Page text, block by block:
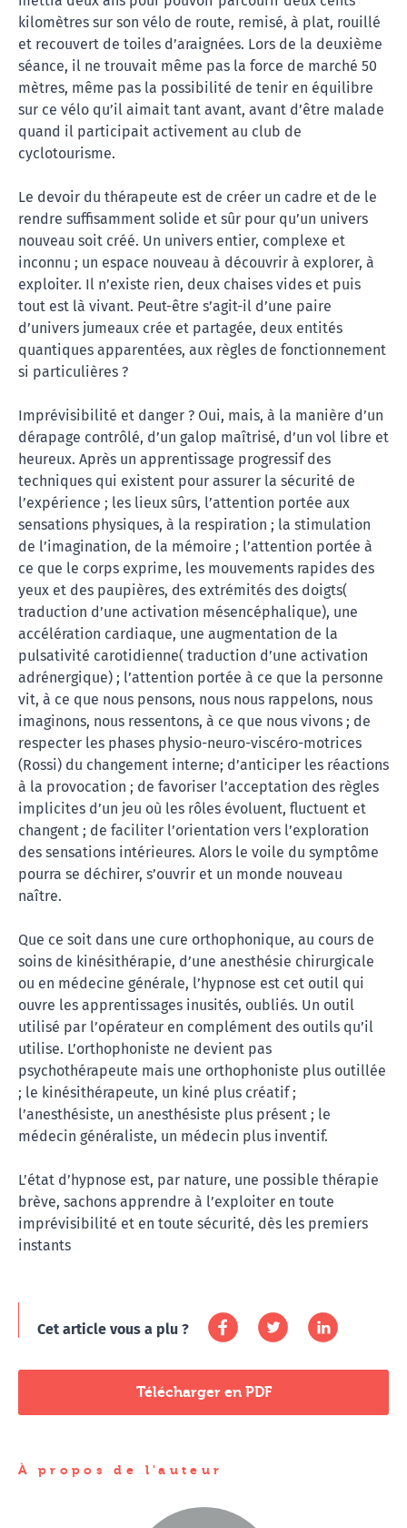
kilomètres sur son vélo de route, remisé, à plat, rouillé
et recouvert de toiles d’araignées. Lors de la deuxième
séance, il ne trouvait même pas la force de marché 50
mètres, même pas la possibilité de tenir en équilibre
sur ce vélo qu’il aimait tant avant, avant d’être malade
quand il participait activement au club de
cyclotourisme.
Le devoir du thérapeute est de créer un cadre et de le
rendre suffisamment solide et sûr pour qu’un univers
nouveau soit créé. Un univers entier, complexe et
inconnu ; un espace nouveau à découvrir à explorer, à
exploiter. Il n’existe rien, deux chaises vides et puis
tout est là vivant. Peut-être s’agit-il d’une paire
d’univers jumeaux crée et partagée, deux entités
quantiques apparentées, aux règles de fonctionnement
si particulières ?
Imprévisibilité et danger ? Oui, mais, à la manière d’un
dérapage contrôlé, d’un galop maîtrisé, d’un vol libre et
heureux. Après un apprentissage progressif des
techniques qui existent pour assurer la sécurité de
l’expérience ; les lieux sûrs, l’attention portée aux
sensations physiques, à la respiration ; la stimulation
de l’imagination, de la mémoire ; l’attention portée à
ce que le corps exprime, les mouvements rapides des
yeux et des paupières, des extrémités des doigts(
traduction d’une activation mésencéphalique), une
accélération cardiaque, une augmentation de la
pulsativité carotidienne( traduction d’une activation
adrénergique) ; l’attention portée à ce que la personne
vit, à ce que nous pensons, nous nous rappelons, nous
imaginons, nous ressentons, à ce que nous vivons ; de
respecter les phases physio-neuro-viscéro-motrices
(Rossi) du changement interne; d’anticiper les réactions
à la provocation ; de favoriser l’acceptation des règles
implicites d’un jeu où les rôles évoluent, fluctuent et
changent ; de faciliter l’orientation vers l’exploration
des sensations intérieures. Alors le voile du symptôme
pourra se déchirer, s’ouvrir et un monde nouveau
naître.
Que ce soit dans une cure orthophonique, au cours de
soins de kinésithérapie, d’une anesthésie chirurgicale
ou en médecine générale, l’hypnose est cet outil qui
ouvre les apprentissages inusités, oubliés. Un outil
utilisé par l’opérateur en complément des outils qu’il
utilise. L’orthophoniste ne devient pas
psychothérapeute mais une orthophoniste plus outillée
; le kinésithérapeute, un kiné plus créatif ;
l’anesthésiste, un anesthésiste plus présent ; le
médecin généraliste, un médecin plus inventif.
L’état d’hypnose est, par nature, une possible thérapie
brève, sachons apprendre à l’exploiter en toute
imprévisibilité et en toute sécurité, dès les premiers
instants
Cet article vous a plu ?
Télécharger en PDF
À propos de l'auteur